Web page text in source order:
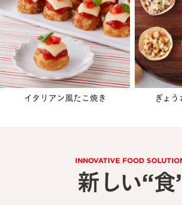
イタリアン風たこ焼き ぎょ
INNOVATIVE FOOD
新しい“食